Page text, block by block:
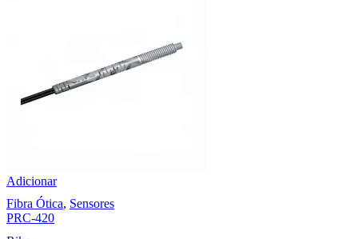
Adicionar
Fibra Ótica, Sensores
PRC-420